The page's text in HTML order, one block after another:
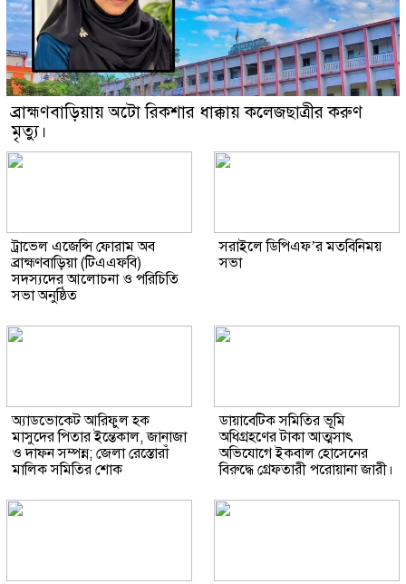
ব্রাহ্মণবাড়িয়ায় অটো রিকশার ধাক্কায় কলেজছাত্রীর করুণ
মৃত্যু।
ট্রাভেল এজেন্সি ফোরাম অব
ব্রাহ্মণবাড়িয়া (টিএএফবি)
সদস্যদের আলোচনা ও পরিচিতি
সভা অনুষ্ঠিত
সরাইলে ডিপিএফ’র মতবিনিময়
সভা
অ্যাডভোকেট আরিফুল হক
মাসুদের পিতার ইন্তেকাল, জানাজা
ও দাফন সম্পন্ন; জেলা রেস্তোরাঁ
মালিক সমিতির শোক
ডায়াবেটিক সমিতির ভূমি
অধিগ্রহণের টাকা আত্মসাৎ
অভিযোগে ইকবাল হোসেনের
বিরুদ্ধে গ্রেফতারী পরোয়ানা জারী।